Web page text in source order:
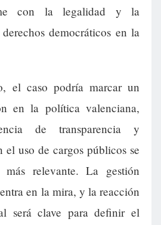
con la legalidad y la
democráticos en la
el caso podría marcar un
en la política valenciana,
de transparencia y
el uso de cargos públicos se
relevante. La gestión
en la mira, y la reacción
será clave para definir el